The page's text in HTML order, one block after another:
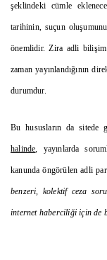
şeklindeki cümle
tarihinin, suçun
önemlidir. Zira adli
zaman yayınlandığının
durumdur.
Bu hususların da sitede
halinde, yayınlarda
kanunda öngörülen adli
benzeri, kolektif ceza
internet haberciliği için de